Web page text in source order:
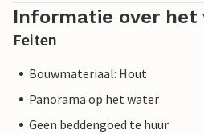
Informatie over het
Feiten
Bouwmateriaal: Hout
Panorama op het water
Geen beddengoed te huur